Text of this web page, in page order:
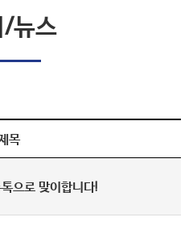
뉴스
목
으로 맞이합니다!